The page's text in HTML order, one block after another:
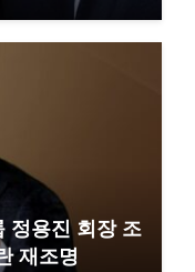
정용진 회장 조
재조명